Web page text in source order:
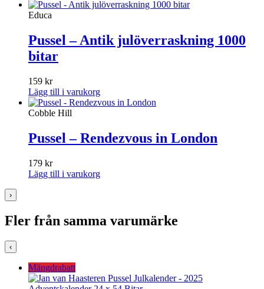
Educa
Pussel – Antik julöverraskning 1000
bitar
159 kr
Lägg till i varukorg
Cobble Hill
Pussel – Rendezvous in London
179 kr
Lägg till i varukorg
›
Fler från samma varumärke
‹
Mängdrabatt